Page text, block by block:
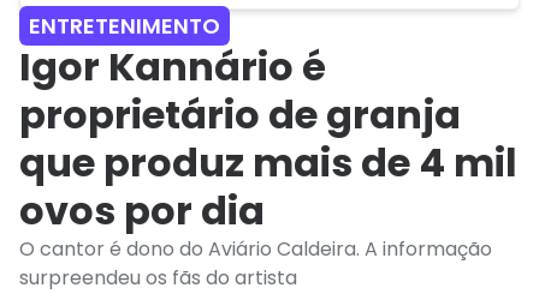
ENTRETENIMENTO
Igor Kannário é
proprietário de granja
que produz mais de 4 mil
ovos por dia
O cantor é dono do Aviário Caldeira. A informação
surpreendeu os fãs do artista